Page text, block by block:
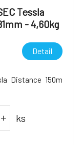
Tessla
- 4,60kg
Detail
Distance 150m
+ ks